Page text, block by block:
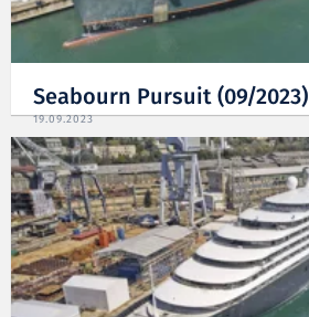
Seabourn Pursuit (09/2023)
19.09.2023